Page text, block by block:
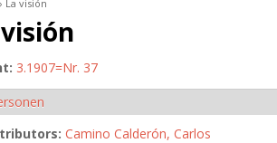
here
La visión
3.1907=Nr. 37
Camino Calderón, Carlos